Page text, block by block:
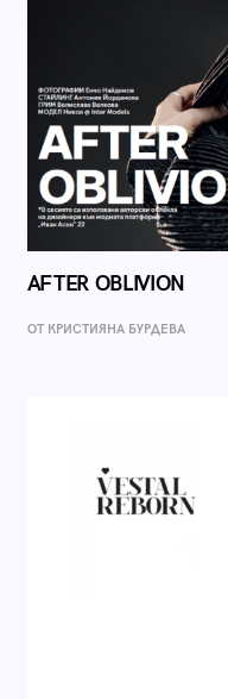
AFTER OBLIVION
ОТ КРИСТИЯНА БУРДЕВА